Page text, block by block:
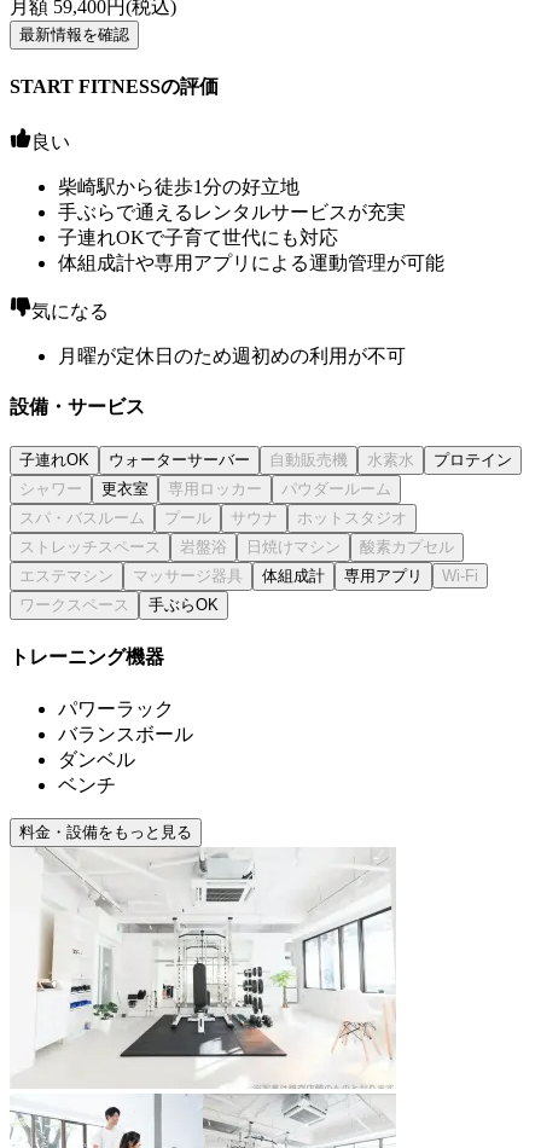
月額 59,400円(税込)
最新情報を確認
START FITNESSの評価
良い
柴崎駅から徒歩1分の好立地
手ぶらで通えるレンタルサービスが充実
子連れOKで子育て世代にも対応
体組成計や専用アプリによる運動管理が可能
気になる
月曜が定休日のため週初めの利用が不可
設備・サービス
子連れOK ウォーターサーバー
プロテイン
更衣室
体組成計
専用アプリ
手ぶらOK
トレーニング機器
パワーラック
バランスボール
ダンベル
ベンチ
料金・設備をもっと見る